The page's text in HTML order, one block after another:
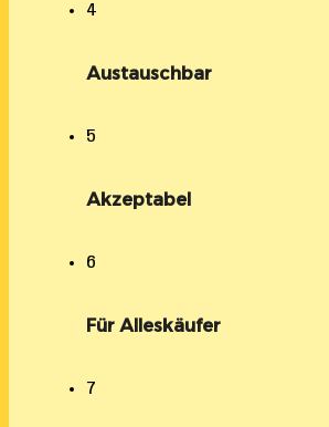
4
Austauschbar
5
Akzeptabel
6
Für Alleskäufer
7